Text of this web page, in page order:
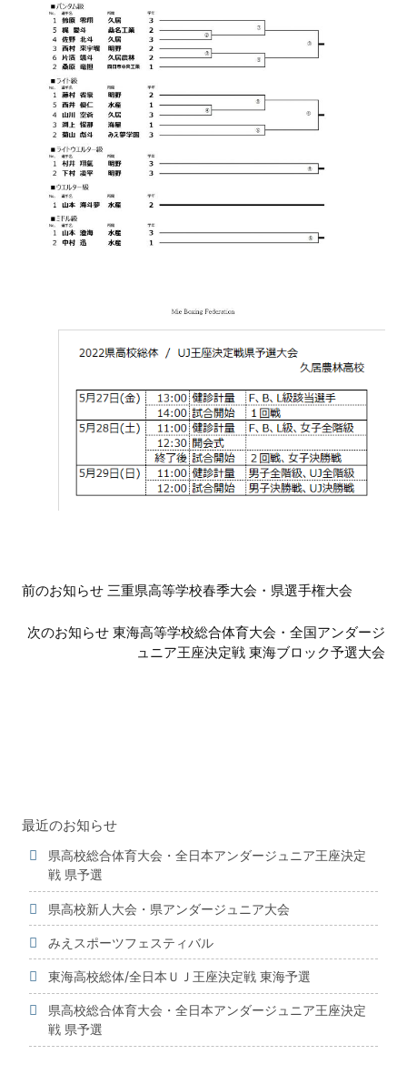
後
お
前のお知らせ 三重県高等学校春季大会・県選手権大会
次のお知らせ 東海高等学校総合体育大会・全国アンダージ
ュニア王座決定戦 東海ブロック予選大会
最近のお知らせ
県高校総合体育大会・全日本アンダージュニア王座決定
戦 県予選
県高校新人大会・県アンダージュニア大会
みえスポーツフェスティバル
東海高校総体/全日本ＵＪ王座決定戦 東海予選
県高校総合体育大会・全日本アンダージュニア王座決定
戦 県予選